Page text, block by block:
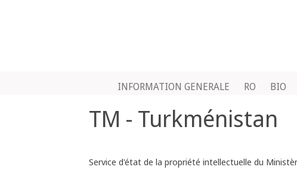
INFORMATION GENERALE RO BIO
TM - Turkménistan
Service d'état de la propriété intellectuelle du